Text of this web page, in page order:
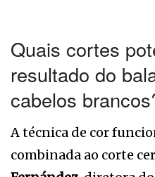
Quais cortes
resultado do
cabelos
A técnica de cor
combinada ao corte